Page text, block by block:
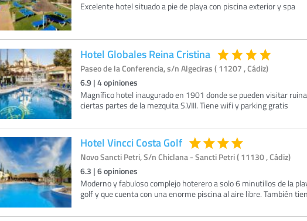
Excelente hotel situado a pie de playa con piscina exterior y spa
Hotel Globales Reina Cristina
Paseo de la Conferencia, s/n Algeciras ( 11207 , Cádiz)
6.9 | 4opiniones
Magnífico hotel inaugurado en 1901 donde se pueden visitar
ciertas partes de la mezquita S.VIII. Tiene wifi y parking gratis
Hotel Vincci Costa Golf
Novo Sancti Petri, S/n Chiclana - Sancti Petri ( 11130 , Cádiz)
6.3 | 6opiniones
Moderno y fabuloso complejo hoterero a solo 6 minutillos de la
golf y que cuenta con una enorme piscina al aire libre. También